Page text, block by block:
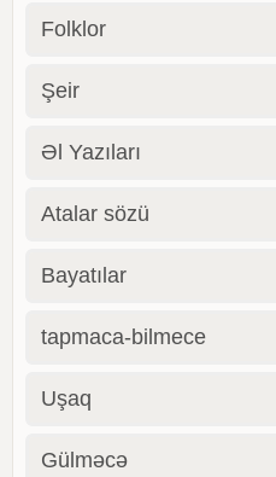
Folklor
Şeir
Əl Yazıları
Atalar sözü
Bayatılar
tapmaca-bilmece
Uşaq
Gülməcə